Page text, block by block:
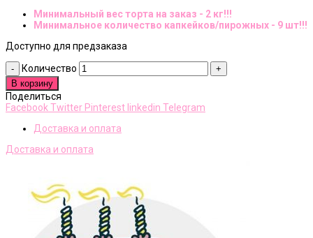
Минимальный вес торта на заказ - 2 кг!!!
Минимальное количество капкейков/пирожных - 9 шт!!!
Доступно для предзаказа
Количество
В корзину
Поделиться
Facebook Twitter Pinterest linkedin Telegram
Доставка и оплата
Доставка и оплата